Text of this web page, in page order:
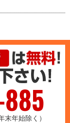
年始除く）